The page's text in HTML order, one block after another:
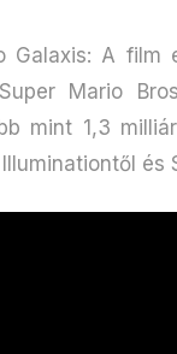
Galaxis: A film
Mario
mint 1,3